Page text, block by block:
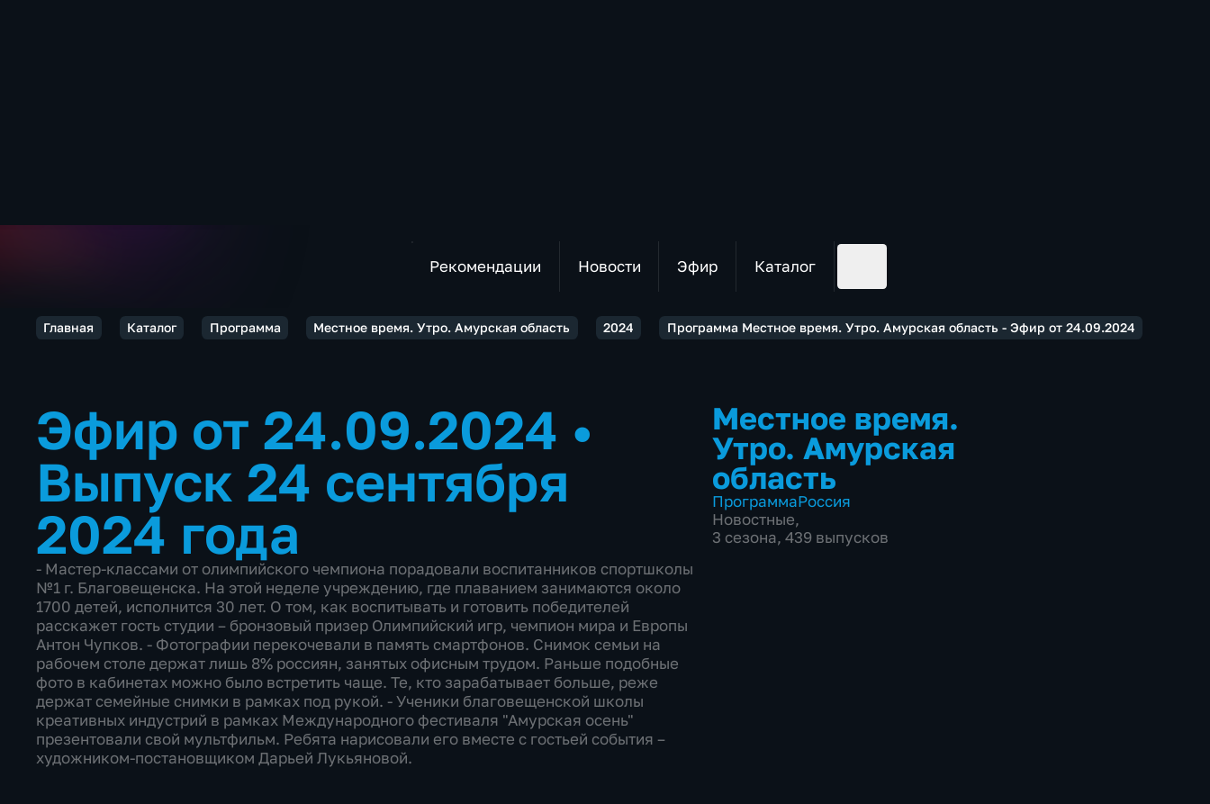
Рекомендации Новости Эфир Каталог
Главная Каталог Программа Местное время. Утро. Амурская область 2024 Программа Местное время. Утро. Амурская область - Эфир от 24.09.2024
Эфир от 24.09.2024 •
Выпуск 24 сентября
2024 года
- Мастер-классами от олимпийского чемпиона порадовали воспитанников спортшколы
№1 г. Благовещенска. На этой неделе учреждению, где плаванием занимаются около
1700 детей, исполнится 30 лет. О том, как воспитывать и готовить победителей
расскажет гость студии – бронзовый призер Олимпийский игр, чемпион мира и Европы
Антон Чупков. - Фотографии перекочевали в память смартфонов. Снимок семьи на
рабочем столе держат лишь 8% россиян, занятых офисным трудом. Раньше подобные
фото в кабинетах можно было встретить чаще. Те, кто зарабатывает больше, реже
держат семейные снимки в рамках под рукой. - Ученики благовещенской школы
креативных индустрий в рамках Международного фестиваля "Амурская осень"
презентовали свой мультфильм. Ребята нарисовали его вместе с гостьей события –
художником-постановщиком Дарьей Лукьяновой.
Местное время.
Утро. Амурская
область
ПрограммаРоссия
Новостные,
3 сезона, 439 выпусков